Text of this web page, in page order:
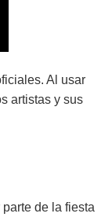
Al usar
artistas y sus
de la fiesta